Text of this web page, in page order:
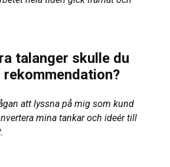
talanger skulle du
rekommendation?
att lyssna på mig som kund
mina tankar och ideér till